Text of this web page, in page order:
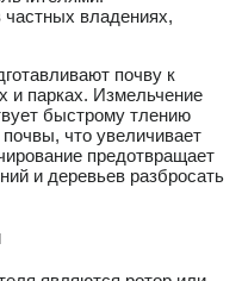
владениях,
почву к
и парках. Измельчение
быстрому тлению
что увеличивает
предотвращает
и деревьев разбросать